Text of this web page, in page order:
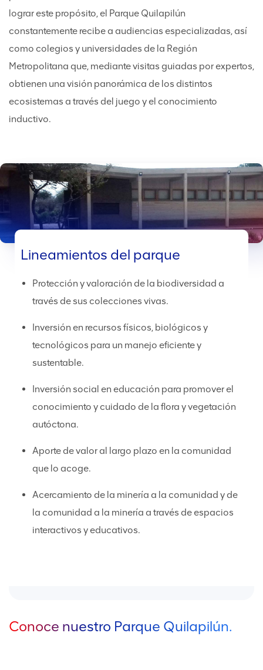
lograr este propósito, el Parque Quilapilún
constantemente recibe a audiencias especializadas, así
como colegios y universidades de la Región
Metropolitana que, mediante visitas guiadas por expertos,
obtienen una visión panorámica de los distintos
ecosistemas a través del juego y el conocimiento
inductivo.
Lineamientos del parque
Protección y valoración de la biodiversidad a
través de sus colecciones vivas.
Inversión en recursos físicos, biológicos y
tecnológicos para un manejo eficiente y
sustentable.
Inversión social en educación para promover el
conocimiento y cuidado de la flora y vegetación
autóctona.
Aporte de valor al largo plazo en la comunidad
que lo acoge.
Acercamiento de la minería a la comunidad y de
la comunidad a la minería a través de espacios
interactivos y educativos.
Conoce nuestro Parque Quilapilún.